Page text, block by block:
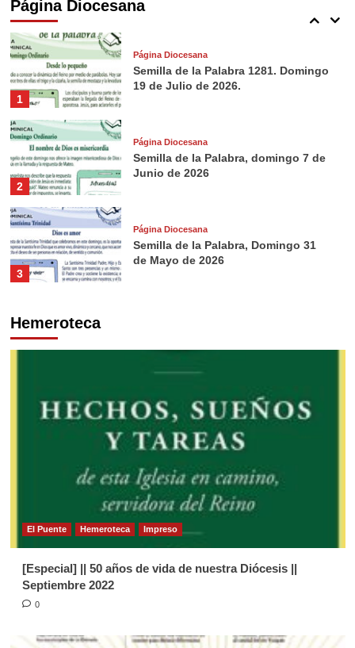
Página Diocesana
5
1
Página Diocesana
Semilla de la Palabra 1281. Domingo
19 de Julio de 2026.
2
Página Diocesana
Semilla de la Palabra, domingo 7 de
Junio de 2026
3
Página Diocesana
Semilla de la Palabra, Domingo 31
de Mayo de 2026
Mayo de 2026
Página Diocesana
Semilla de la Palabra, domingo 03 de
Mayo de 2026
1
Página Diocesana
Semilla de la Palabra 1281. Domingo
19 de Julio de 2026.
Hemeroteca
El Puente Hemeroteca Impreso
[Especial] || 50 años de vida de nuestra Diócesis ||
Septiembre 2022
0